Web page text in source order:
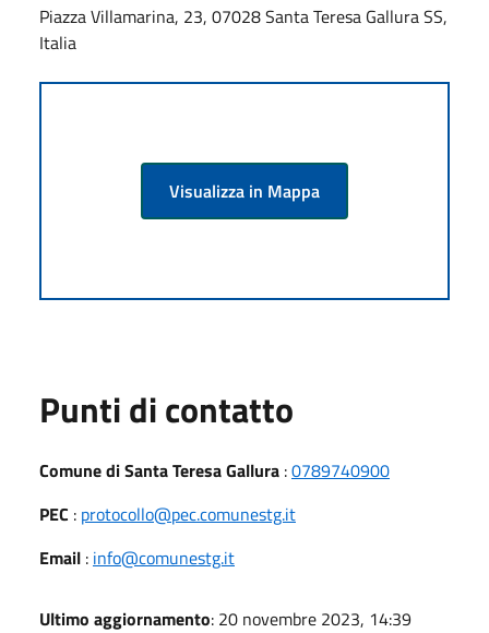
Piazza Villamarina, 23, 07028 Santa Teresa Gallura SS,
Italia
Visualizza in Mappa
Punti di contatto
Comune di Santa Teresa Gallura :0789740900
PEC : protocollo@pec.comunestg.it
Email : info@comunestg.it
Ultimo aggiornamento: 20 novembre 2023, 14:39